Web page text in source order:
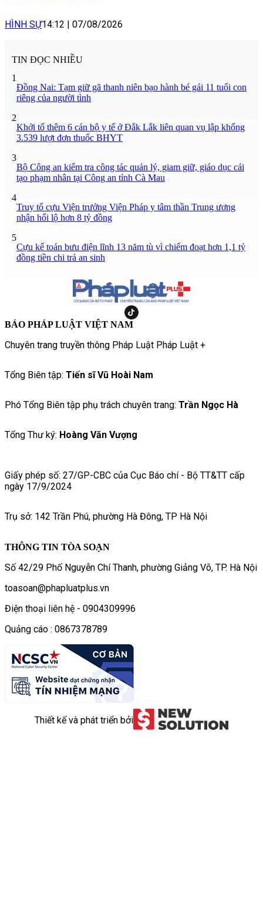
HÌNH SỰ14:12 | 07/08/2026
TIN ĐỌC NHIỀU
1
Đồng Nai: Tạm giữ gã thanh niên bạo hành bé gái 11 tuổi con
riêng của người tình
2
Khởi tố thêm 6 cán bộ y tế ở Đắk Lắk liên quan vụ lập khống
3.539 lượt đơn thuốc BHYT
3
Bộ Công an kiểm tra công tác quản lý, giam giữ, giáo dục cải
tạo phạm nhân tại Công an tỉnh Cà Mau
4
Truy tố cựu Viện trưởng Viện Pháp y tâm thần Trung ương
nhận hối lộ hơn 8 tỷ đồng
5
Cựu kế toán bưu điện lĩnh 13 năm tù vì chiếm đoạt hơn 1,1 tỷ
đồng tiền chi trả an sinh
BÁO PHÁP LUẬT VIỆT NAM
Chuyên trang truyền thông Pháp Luật Pháp Luật +
Tổng Biên tập: Tiến sĩ Vũ Hoài Nam
Phó Tổng Biên tập phụ trách chuyên trang: Trần Ngọc Hà
Tổng Thư ký: Hoàng Văn Vượng
Giấy phép số: 27/GP-CBC của Cục Báo chí - Bộ TT&TT cấp
ngày 17/9/2024
Trụ sở: 142 Trần Phú, phường Hà Đông, TP Hà Nội
THÔNG TIN TÒA SOẠN
Số 42/29 Phố Nguyễn Chí Thanh, phường Giảng Võ, TP. Hà Nội
toasoan@phapluatplus.vn
Điện thoại liên hệ - 0904309996
Quảng cáo : 0867378789
Thiết kế và phát triển bởi